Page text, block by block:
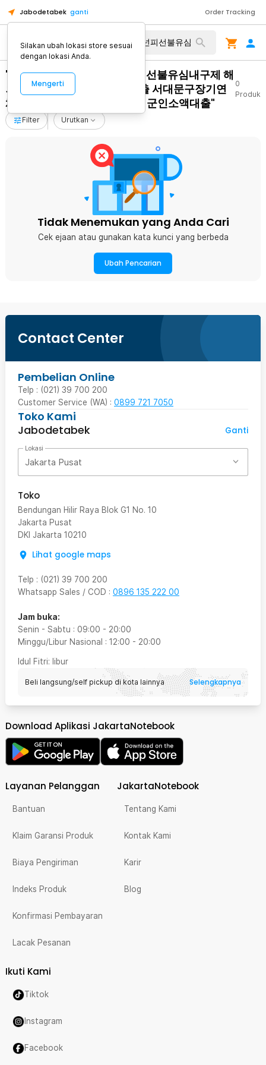
Jabodetabek ganti Order Tracking
"탤ㄹㅔ상담 banonpi 바넌피선불유심내구제 해
외선불유심 대학생30만원대출 서대문구장기연
체자비대면소액급전대출 현역군인소액대출"
0
Produk
Filter Urutkan
Tidak Menemukan yang Anda Cari
Cek ejaan atau gunakan kata kunci yang berbeda
Ubah Pencarian
Contact Center
Pembelian Online
Telp : (021) 39 700 200
Customer Service (WA) : 0899 721 7050
Toko Kami
Jabodetabek
Ganti
Lokasi
Jakarta Pusat
Toko
Bendungan Hilir Raya Blok G1 No. 10
Jakarta Pusat
DKI Jakarta 10210
Lihat google maps
Telp : (021) 39 700 200
Whatsapp Sales / COD : 0896 135 222 00
Jam buka:
Senin - Sabtu : 09:00 - 20:00
Minggu/Libur Nasional : 12:00 - 20:00
Idul Fitri: libur
Beli langsung/self pickup di kota lainnya Selengkapnya
Download Aplikasi JakartaNotebook
Layanan Pelanggan
Bantuan
Klaim Garansi Produk
Biaya Pengiriman
Indeks Produk
Konfirmasi Pembayaran
Lacak Pesanan
JakartaNotebook
Tentang Kami
Kontak Kami
Karir
Blog
Ikuti Kami
Tiktok
Instagram
Facebook
Silakan ubah lokasi store sesuai
dengan lokasi Anda.
Mengerti